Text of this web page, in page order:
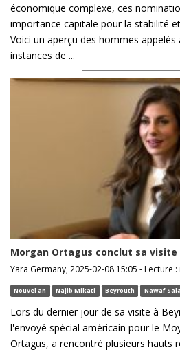
économique complexe, ces
importance capitale pour la stabilité
Voici un aperçu des hommes appelés
instances de ...
Morgan Ortagus conclut sa visite
Yara Germany, 2025-02-08 15:05 - Lecture
Nouvel an Najib Mikati Beyrouth Nawaf
Lors du dernier jour de sa visite à
l'envoyé spécial américain pour le
Ortagus, a rencontré plusieurs hauts